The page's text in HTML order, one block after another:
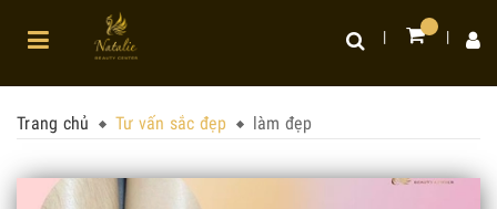
Trang chủ Tư vấn sắc đẹp làm đẹp